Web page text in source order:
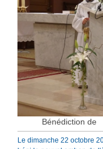
Bénédiction
Le dimanche 22 octobre